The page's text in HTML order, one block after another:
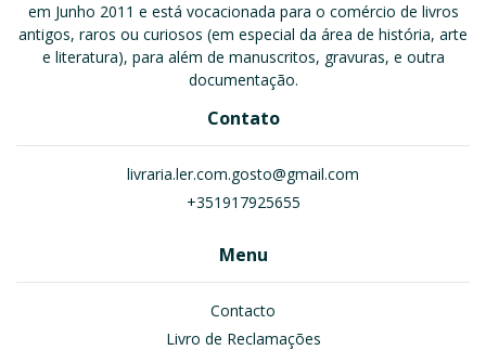
em Junho 2011 e está vocacionada para o comércio de livros
antigos, raros ou curiosos (em especial da área de história, arte
e literatura), para além de manuscritos, gravuras, e outra
documentação.
Contato
livraria.ler.com.gosto@gmail.com
+351917925655
Menu
Contacto
Livro de Reclamações